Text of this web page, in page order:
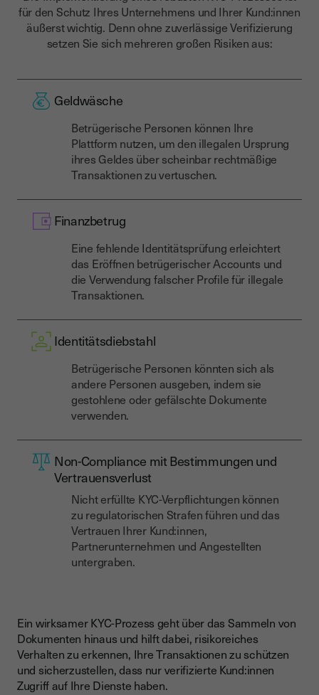
für den Schutz Ihres Unternehmens und Ihrer Kund:innen
äußerst wichtig. Denn ohne zuverlässige Verifizierung
setzen Sie sich mehreren großen Risiken aus:
Geldwäsche
Betrügerische Personen können Ihre
Plattform nutzen, um den illegalen Ursprung
ihres Geldes über scheinbar rechtmäßige
Transaktionen zu vertuschen.
Finanzbetrug
Eine fehlende Identitätsprüfung erleichtert
das Eröffnen betrügerischer Accounts und
die Verwendung falscher Profile für illegale
Transaktionen.
Identitätsdiebstahl
Betrügerische Personen könnten sich als
andere Personen ausgeben, indem sie
gestohlene oder gefälschte Dokumente
verwenden.
Non-Compliance mit Bestimmungen und
Vertrauensverlust
Nicht erfüllte KYC-Verpflichtungen können
zu regulatorischen Strafen führen und das
Vertrauen Ihrer Kund:innen,
Partnerunternehmen und Angestellten
untergraben.
Ein wirksamer KYC-Prozess geht über das Sammeln von
Dokumenten hinaus und hilft dabei, risikoreiches
Verhalten zu erkennen, Ihre Transaktionen zu schützen
und sicherzustellen, dass nur verifizierte Kund:innen
Zugriff auf Ihre Dienste haben.